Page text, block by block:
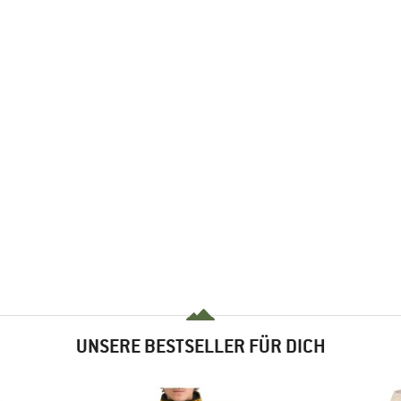
UNSERE BESTSELLER FÜR DICH